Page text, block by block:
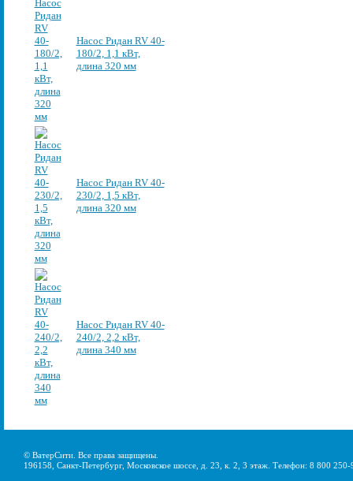
Насос Ридан RV 40-
180/2, 1,1 кВт,
длина 320 мм
Насос Ридан RV 40-
230/2, 1,5 кВт,
длина 320 мм
Насос Ридан RV 40-
240/2, 2,2 кВт,
длина 340 мм
© ВатерСити. Все права защищены.
196158, Санкт-Петербург, Московское шоссе, д. 23, к. 2, 3 этаж. Телефон: 8 800